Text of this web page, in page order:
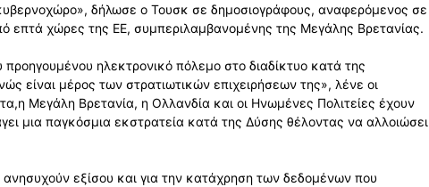
δήλωσε ο Τουσκ σε δημοσιογράφους, αναφερόμενος σε
επτά χώρες της ΕΕ, συμπεριλαμβανομένης της Μεγάλης Βρετανίας.
ηλεκτρονικό πόλεμο στο διαδίκτυο κατά της
είναι μέρος των στρατιωτικών επιχειρήσεων της», λένε οι
Μεγάλη Βρετανία, η Ολλανδία και οι Ηνωμένες Πολιτείες έχουν
μια παγκόσμια εκστρατεία κατά της Δύσης θέλοντας να αλλοιώσει
εξίσου και για την κατάχρηση των δεδομένων που